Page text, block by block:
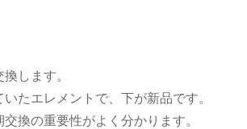
します。
いたエレメントで、下が新品です。
換の重要性がよく分かります。